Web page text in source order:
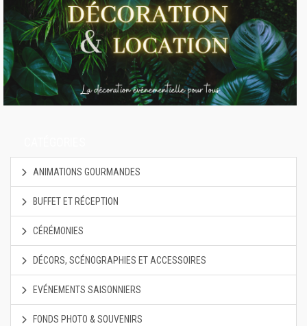
ANIMATIONS GOURMANDES
BUFFET ET RÉCEPTION
CÉRÉMONIES
DÉCORS, SCÉNOGRAPHIES ET ACCESSOIRES
EVÉNEMENTS SAISONNIERS
FONDS PHOTO & SOUVENIRS